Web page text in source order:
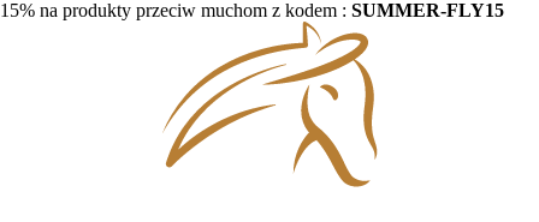
15% na produkty przeciw muchom z kodem : SUMMER-FLY15